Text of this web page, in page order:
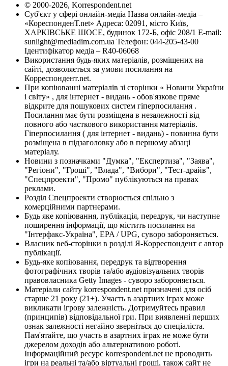
© 2000-2026, Korrespondent.net
Суб'єкт у сфері онлайн-медіа Назва онлайн-медіа –
«КореспонденТ.net» Адреса: 02091, місто Київ,
ХАРКІВСЬКЕ ШОСЕ, будинок 172-Б, офіс 208/1 E-mail:
sunlight@mediadim.com.ua Телефон: 044-205-43-00
Ідентифікатор медіа – R40-06068
Використання будь-яких матеріалів, розміщених на
сайті, дозволяється за умови посилання на
Корреспондент.net.
При копіюванні матеріалів зі сторінки « Новини України
і світу» , для інтернет - видань - обов'язкове пряме
відкрите для пошукових систем гіперпосилання .
Посилання має бути розміщена в незалежності від
повного або часткового використання матеріалів.
Гіперпосилання ( для інтернет - видань) - повинна бути
розміщена в підзаголовку або в першому абзаці
матеріалу.
Новини з позначками "Думка", "Експертиза", "Заява",
"Регіони", "Гроші", "Влада", "Вибори", "Тест-драйв",
"Спецпроекти", "Промо" публікуються на правах
реклами.
Розділ Спецпроекти створюється спільно з
комерційними партнерами.
Будь яке копіювання, публікація, передрук, чи наступне
поширення інформації, що містить посилання на
"Інтерфакс-Україна", EPA / UPG, суворо забороняється.
Власник веб-сторінки в розділі Я-Корреспондент є автор
публікації.
Будь-яке копіювання, передрук та відтворення
фотографічних творів та/або аудіовізуальних творів
правовласника Getty Images - суворо забороняється.
Матеріали сайту korrespondent.net призначені для осіб
старше 21 року (21+). Участь в азартних іграх може
викликати ігрову залежність. Дотримуйтесь правил
(принципів) відповідальної гри. При виявленні перших
ознак залежності негайно зверніться до спеціаліста.
Пам'ятайте, що участь в азартних іграх не може бути
джерелом доходів або альтернативою роботі.
Інформаційний ресурс korrespondent.net не проводить
ігри на реальні та/або віртуальні гроші, також сайт не